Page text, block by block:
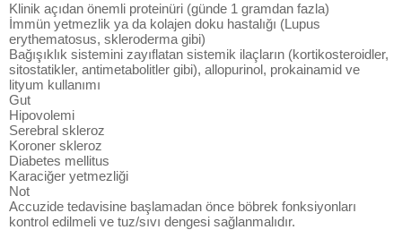
Klinik açıdan önemli proteinüri (günde 1 gramdan fazla)
İmmün yetmezlik ya da kolajen doku hastalığı (Lupus
erythematosus, skleroderma gibi)
Bağışıklık sistemini zayıflatan sistemik ilaçların (kortikosteroidler,
sitostatikler, antimetabolitler gibi), allopurinol, prokainamid ve
lityum kullanımı
Gut
Hipovolemi
Serebral skleroz
Koroner skleroz
Diabetes mellitus
Karaciğer yetmezliği
Not
Accuzide tedavisine başlamadan önce böbrek fonksiyonları
kontrol edilmeli ve tuz/sıvı dengesi sağlanmalıdır.